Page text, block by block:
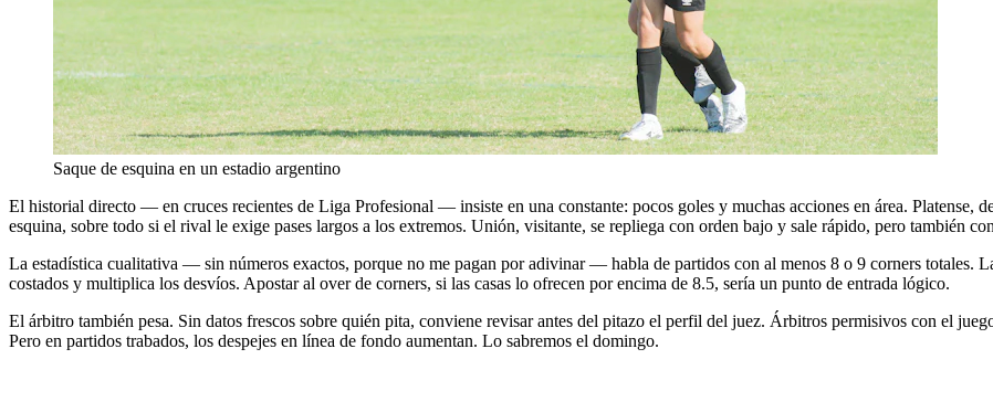
Saque de esquina en un estadio argentino
El historial directo — en cruces recientes de Liga Profesional — insiste en una constante: pocos goles y muchas acciones en área. Platense,
esquina, sobre todo si el rival le exige pases largos a los extremos. Unión, visitante, se repliega con orden bajo y sale rápido, pero también
La estadística cualitativa — sin números exactos, porque no me pagan por adivinar — habla de partidos con al menos 8 o 9 corners totales.
costados y multiplica los desvíos. Apostar al over de corners, si las casas lo ofrecen por encima de 8.5, sería un punto de entrada lógico.
El árbitro también pesa. Sin datos frescos sobre quién pita, conviene revisar antes del pitazo el perfil del juez. Árbitros permisivos con el
Pero en partidos trabados, los despejes en línea de fondo aumentan. Lo sabremos el domingo.